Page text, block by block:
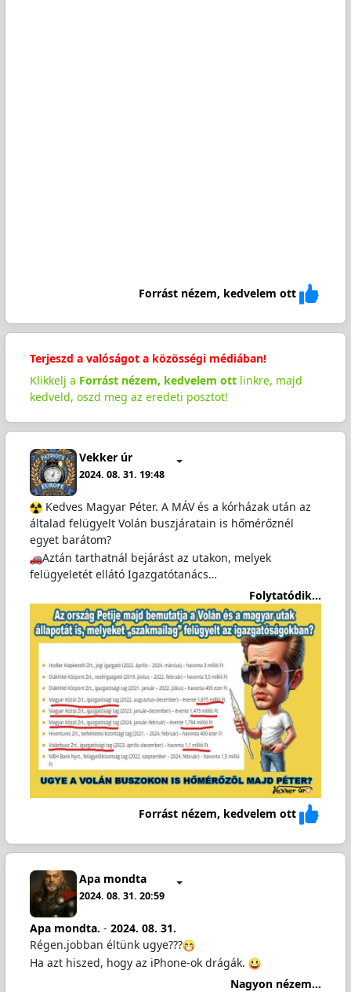
Forrást nézem, kedvelem ott
Terjeszd a valóságot a közösségi médiában!
Klikkelj a Forrást nézem, kedvelem ottlinkre, majd
kedveld, oszd meg az eredeti posztot!
Vekker úr
2024. 08. 31. 19:48
️ Kedves Magyar Péter. A MÁV és a kórházak után az
általad felügyelt Volán buszjáratain is hőmérőznél
egyet barátom?
Aztán tarthatnál bejárást az utakon, melyek
felügyeletét ellátó Igazgatótanács…
Folytatódik...
Forrást nézem, kedvelem ott
Apa mondta
2024. 08. 31. 20:59
Apa mondta. - 2024. 08. 31.
Régen.jobban éltünk ugye???
Ha azt hiszed, hogy az iPhone-ok drágák.
Nagyon nézem...